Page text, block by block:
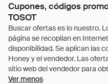
Cupones, códigos
TOSOT
Ver menos